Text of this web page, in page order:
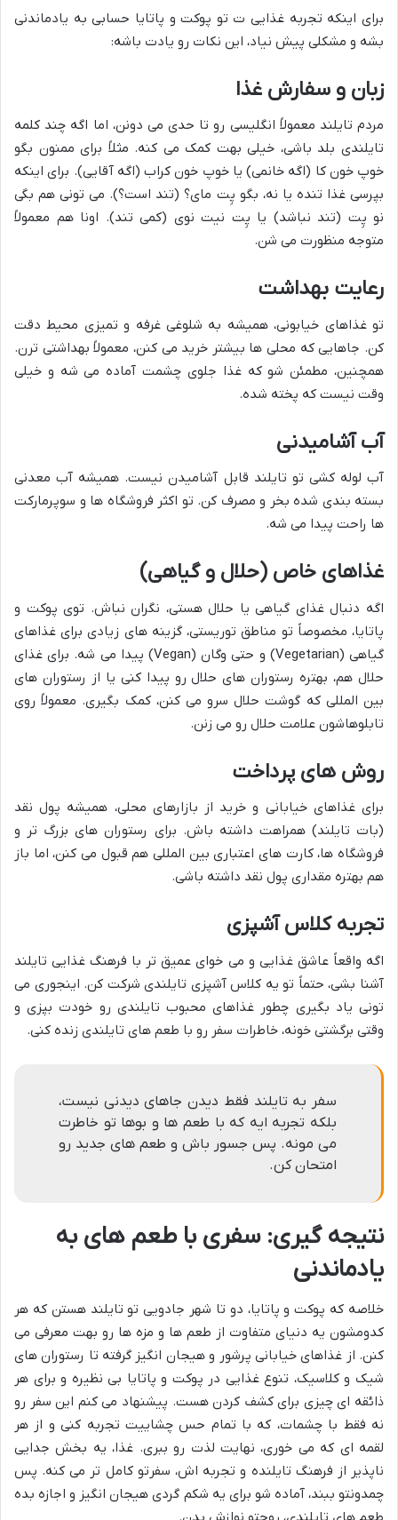
برای اینکه تجربه غذایی ت تو پوکت و پاتایا حسابی به یادماندنی
بشه و مشکلی پیش نیاد، این نکات رو یادت باشه:
زبان و سفارش غذا
مردم تایلند معمولاً انگلیسی رو تا حدی می دونن، اما اگه چند کلمه
تایلندی بلد باشی، خیلی بهت کمک می کنه. مثلاً برای ممنون بگو
خوپ خون کا (اگه خانمی) یا خوپ خون کراب (اگه آقایی). برای اینکه
بپرسی غذا تنده یا نه، بگو پِت مای؟ (تند است؟). می تونی هم بگی
نو پِت (تند نباشد) یا پِت نیت نوی (کمی تند). اونا هم معمولاً
متوجه منظورت می شن.
رعایت بهداشت
تو غذاهای خیابونی، همیشه به شلوغی غرفه و تمیزی محیط دقت
کن. جاهایی که محلی ها بیشتر خرید می کنن، معمولاً بهداشتی ترن.
همچنین، مطمئن شو که غذا جلوی چشمت آماده می شه و خیلی
وقت نیست که پخته شده.
آب آشامیدنی
آب لوله کشی تو تایلند قابل آشامیدن نیست. همیشه آب معدنی
بسته بندی شده بخر و مصرف کن. تو اکثر فروشگاه ها و سوپرمارکت
ها راحت پیدا می شه.
غذاهای خاص (حلال و گیاهی)
اگه دنبال غذای گیاهی یا حلال هستی، نگران نباش. توی پوکت و
پاتایا، مخصوصاً تو مناطق توریستی، گزینه های زیادی برای غذاهای
گیاهی (Vegetarian) و حتی وگان (Vegan) پیدا می شه. برای غذای
حلال هم، بهتره رستوران های حلال رو پیدا کنی یا از رستوران های
بین المللی که گوشت حلال سرو می کنن، کمک بگیری. معمولاً روی
تابلوهاشون علامت حلال رو می زنن.
روش های پرداخت
برای غذاهای خیابانی و خرید از بازارهای محلی، همیشه پول نقد
(بات تایلند) همراهت داشته باش. برای رستوران های بزرگ تر و
فروشگاه ها، کارت های اعتباری بین المللی هم قبول می کنن، اما باز
هم بهتره مقداری پول نقد داشته باشی.
تجربه کلاس آشپزی
اگه واقعاً عاشق غذایی و می خوای عمیق تر با فرهنگ غذایی تایلند
آشنا بشی، حتماً تو یه کلاس آشپزی تایلندی شرکت کن. اینجوری می
تونی یاد بگیری چطور غذاهای محبوب تایلندی رو خودت بپزی و
وقتی برگشتی خونه، خاطرات سفر رو با طعم های تایلندی زنده کنی.
سفر به تایلند فقط دیدن جاهای دیدنی نیست،
بلکه تجربه ایه که با طعم ها و بوها تو خاطرت
می مونه. پس جسور باش و طعم های جدید رو
امتحان کن.
نتیجه گیری: سفری با طعم های به
یادماندنی
خلاصه که پوکت و پاتایا، دو تا شهر جادویی تو تایلند هستن که هر
کدومشون یه دنیای متفاوت از طعم ها و مزه ها رو بهت معرفی می
کنن. از غذاهای خیابانی پرشور و هیجان انگیز گرفته تا رستوران های
شیک و کلاسیک، تنوع غذایی در پوکت و پاتایا بی نظیره و برای هر
ذائقه ای چیزی برای کشف کردن هست. پیشنهاد می کنم این سفر رو
نه فقط با چشمات، که با تمام حس چشاییت تجربه کنی و از هر
لقمه ای که می خوری، نهایت لذت رو ببری. غذا، یه بخش جدایی
ناپذیر از فرهنگ تایلنده و تجربه اش، سفرتو کامل تر می کنه. پس
چمدونتو ببند، آماده شو برای یه شکم گردی هیجان انگیز و اجازه بده